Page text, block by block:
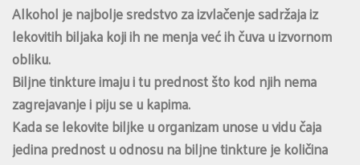
Alkohol je najbolje sredstvo za izvlačenje sadržaja iz
lekovitih biljaka koji ih ne menja već ih čuva u izvornom
obliku.
Biljne tinkture imaju i tu prednost što kod njih nema
zagrejavanje i piju se u kapima.
Kada se lekovite biljke u organizam unose u vidu čaja
jedina prednost u odnosu na biljne tinkture je količina